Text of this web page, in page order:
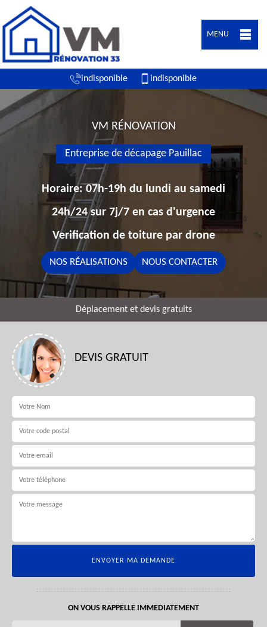
MENU
indisponible indisponible
VM RÉNOVATION
Entreprise de décapage Pauillac
Horaire: 07h-19h du lundi au samedi
24h/24 sur 7j/7 en cas d'urgence
Verification de toiture par drone
NOS RÉALISATIONS NOUS CONTACTER
Déplacement et devis gratuits
DEVIS GRATUIT
ON VOUS RAPPELLE IMMEDIATEMENT